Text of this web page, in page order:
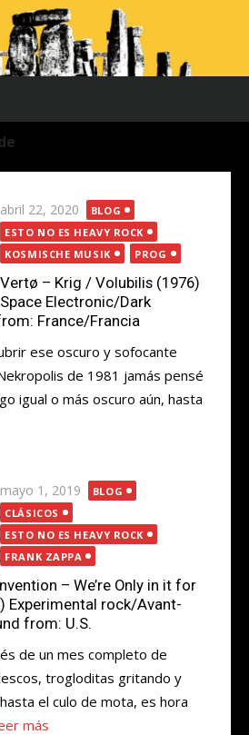
Publicada
el
abril 22, 2020
BLOG
ESTO NO ES HEAVY ROCK
KOSMISCHE MUSIK
PROG
Vertø – Krig / Volubilis (1976)
Space Electronic/Dark
France/Francia
ese oscuro y sofocante
de 1981 jamás pensé
igual o más oscuro aún, hasta
Publicada
el
mayo 1, 2019
BLOG
CLÁSICOS
ESTO NO ES HEAVY ROCK
FRANK ZAPPA
– We’re Only in it for
Experimental rock/Avant-
from: U.S.
de un mes completo de
trogloditas gritando y
el culo de mota, es hora
más